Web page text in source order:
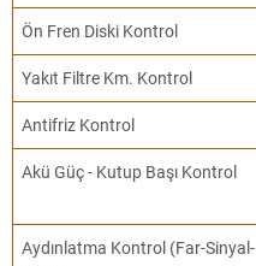
Ön Fren Diski Kontrol
Yakıt Filtre Km. Kontrol
Antifriz Kontrol
Akü Güç - Kutup Başı Kontrol
Aydınlatma Kontrol (Far-Sinyal-